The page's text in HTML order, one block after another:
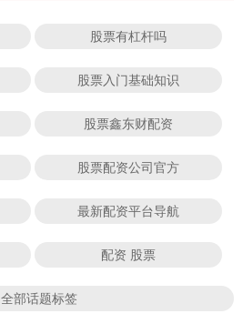
股票有杠杆吗
股票入门基础知识
股票鑫东财配资
股票配资公司官方
最新配资平台导航
配资 股票
全部话题标签